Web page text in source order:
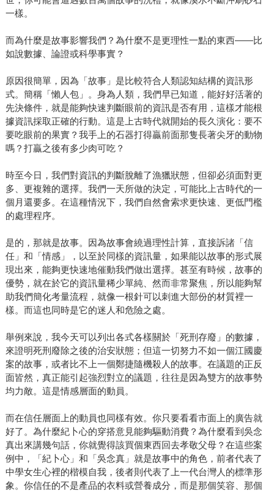
一樣。
而為什麼是故事影響我們？為什麼不是更理性一點的東西——比
如說數據、論證或科學事實？
原因很簡單，因為「故事」是比較符合人類認知結構的資訊形
式。簡稱「懶人包」。身為人類，我們早已知道，能好好活著的
先決條件，就是能夠快速判斷眼前的資訊是否有用，這樣才能根
據資訊採取正確的行動。這是上古時代就開始的長久演化：要不
要吃眼前的果實？我手上的石器打得贏前面那隻長著尖牙的動物
嗎？打贏之後有多少肉可吃？
時至今日，我們對資訊的判斷脫離了漁獵狀態，但卻必須面對更
多、更複雜的選擇。我們一天所做的決定，可能比上古時代的一
個月還要多。在這種情況下，我們自然會索求更快速、更低門檻
的處理程序。
是的，那就是故事。因為故事會繞過理性計算，直接訴諸「信
任」和「情感」，以至於同樣的資訊量，如果能以故事的形式展
現出來，能夠更快速地催動我們做出選擇。甚至有時候，故事的
優勢，就在於它的資訊量稀少單純、然而非常聚焦，所以能夠幫
助我們簡化考量流程，就像一根針可以刺進大部份的材質裡一
樣。而這也同時是它的迷人和危險之處。
舉例來說，我今天可以列出各式各樣關於「死刑存廢」的數據，
來證明死刑廢除之後的治安狀態；但這一切努力不如一個江國慶
案的故事，或者比不上一個鄭捷隨機殺人的故事。在議題的正反
面皆然，真正能引起強烈對立的議題，往往是因為雙方的故事勢
均力敵。這是情感層面的動員。
而在信任層面上的動員也同樣有效。你只要看看市面上的廣告就
好了。為什麼紀卜心的穿搭意見能夠驅動消費？為什麼看到吳念
真出來講幾句話，你就覺得該買個東西回去孝敬父母？在這些案
例中，「紀卜心」和「吳念真」就是故事中的角色，前者代表了
中學女生心裡的楷模自我，後者則代表了上一代台灣人的標準形
象。你信任的不是產品的衣料或營養成分，而是那個笑容、那個